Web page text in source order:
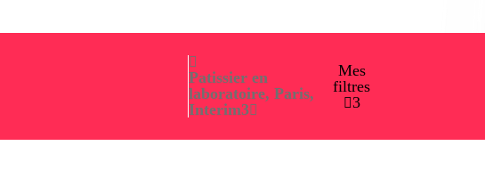
Patissier en
laboratoire, Paris,
Interim3
Mes
filtres
3